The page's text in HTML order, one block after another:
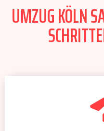
UMZUG KÖLN